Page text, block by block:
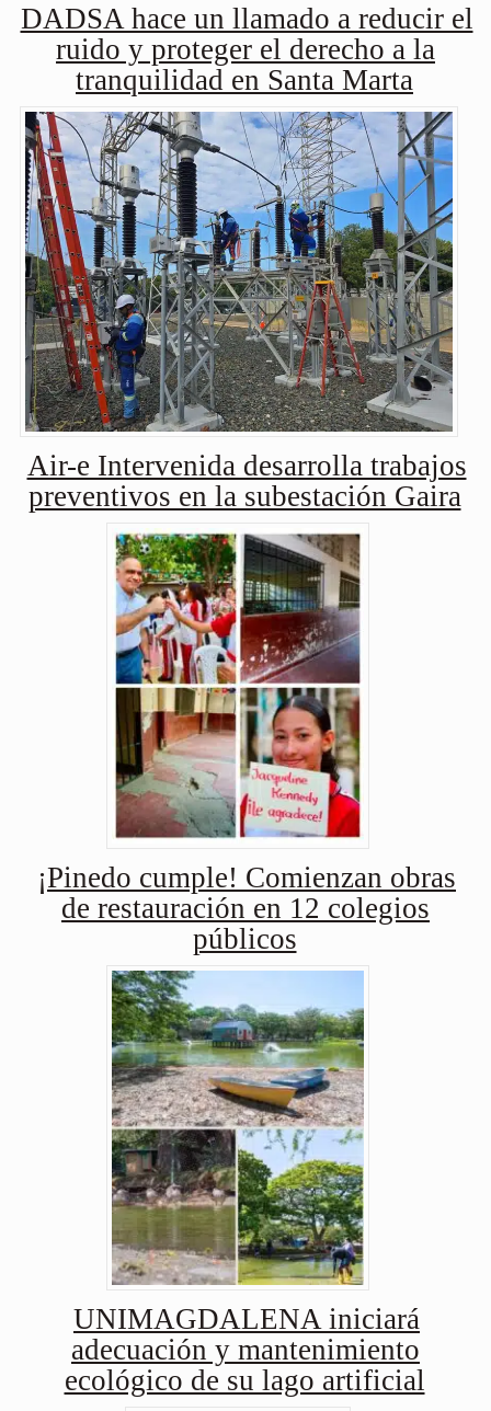
DADSA hace un llamado a reducir el
ruido y proteger el derecho a la
tranquilidad en Santa Marta
Air-e Intervenida desarrolla trabajos
preventivos en la subestación Gaira
¡Pinedo cumple! Comienzan obras
de restauración en 12 colegios
públicos
UNIMAGDALENA iniciará
adecuación y mantenimiento
ecológico de su lago artificial